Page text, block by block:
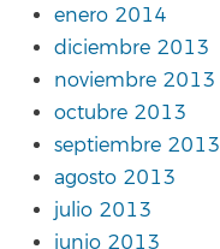
enero 2014
diciembre 2013
noviembre 2013
octubre 2013
septiembre 2013
agosto 2013
julio 2013
junio 2013